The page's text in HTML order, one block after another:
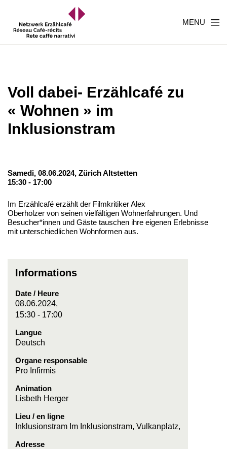
MENU
Voll dabei- Erzählcafé zu
« Wohnen » im
Inklusionstram
Samedi, 08.06.2024, Zürich Altstetten
15:30 - 17:00
Im Erzählcafé erzählt der Filmkritiker Alex
Oberholzer von seinen vielfältigen Wohnerfahrungen. Und
Besucher*innen und Gäste tauschen ihre eigenen Erlebnisse
mit unterschiedlichen Wohnformen aus.
Informations
Date / Heure
08.06.2024,
15:30 - 17:00
Langue
Deutsch
Organe responsable
Pro Infirmis
Animation
Lisbeth Herger
Lieu / en ligne
Inklusionstram Im Inklusionstram, Vulkanplatz,
Adresse